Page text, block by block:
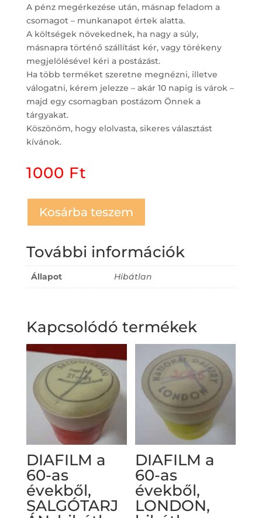
A pénz megérkezése után, másnap feladom a
csomagot – munkanapot értek alatta.
A költségek növekednek, ha nagy a súly,
másnapra történő szállítást kér, vagy törékeny
megjelölésével kéri a postázást.
Ha több terméket szeretne megnézni, illetve
válogatni, kérem jelezze – akár 10 napig is várok –
majd egy csomagban postázom Önnek a
tárgyakat.
Köszönöm, hogy elolvasta, sikeres választást
kívánok.
1000 Ft
Kosárba teszem
További információk
Állapot Hibátlan
Kapcsolódó termékek
DIAFILM a
60-as
évekből,
SALGÓTARJ
DIAFILM a
60-as
évekből,
LONDON,